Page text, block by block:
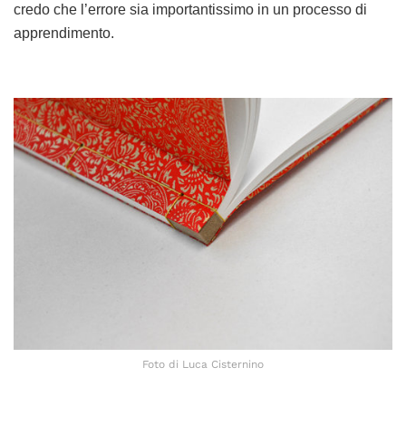
credo che l’errore sia importantissimo in un processo di
apprendimento.
Foto di Luca Cisternino